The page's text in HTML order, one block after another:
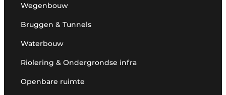
Wegenbouw
Bruggen & Tunnels
Waterbouw
Riolering & Ondergrondse infra
Openbare ruimte